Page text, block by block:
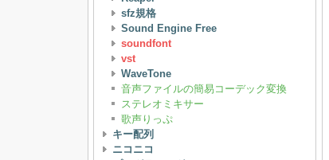
sfz規格
Sound Engine Free
soundfont
vst
WaveTone
音声ファイルの簡易コーデック変換
ステレオミキサー
歌声りっぷ
キー配列
ニコニコ